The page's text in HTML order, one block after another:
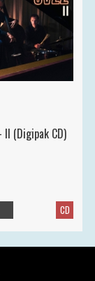
II (Digipak CD)
CD